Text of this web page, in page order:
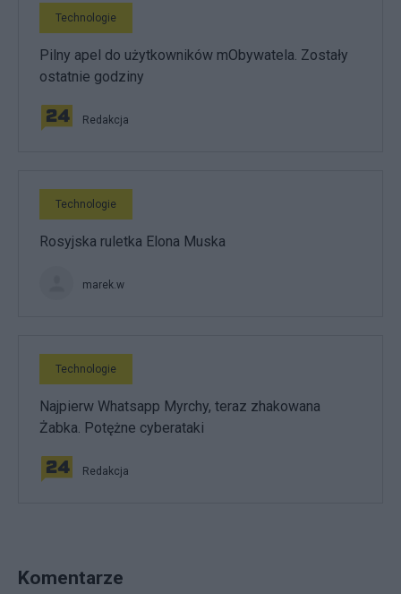
Technologie
Pilny apel do użytkowników mObywatela. Zostały
ostatnie godziny
Redakcja
Technologie
Rosyjska ruletka Elona Muska
marek.w
Technologie
Najpierw Whatsapp Myrchy, teraz zhakowana
Żabka. Potężne cyberataki
Redakcja
Komentarze